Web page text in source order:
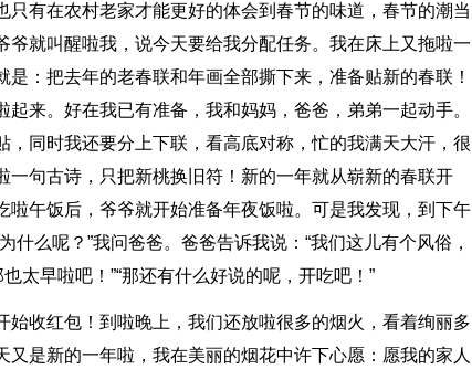
只有在农村老家才能更好的体会到春节的味道，春节的潮当
就叫醒啦我，说今天要给我分配任务。我在床上又拖啦一
：把去年的老春联和年画全部撕下来，准备贴新的春联！
来。好在我已有准备，我和妈妈，爸爸，弟弟一起动手。
同时我还要分上下联，看高底对称，忙的我满天大汗，很
一句古诗，只把新桃换旧符！新的一年就从崭新的春联开
啦午饭后，爷爷就开始准备年夜饭啦。可是我发现，到下午
什么呢？”我问爸爸。爸爸告诉我说：“我们这儿有个风俗，
太早啦吧！”“那还有什么好说的呢，开吃吧！”
始收红包！到啦晚上，我们还放啦很多的烟火，看着绚丽多
是新的一年啦，我在美丽的烟花中许下心愿：愿我的家人